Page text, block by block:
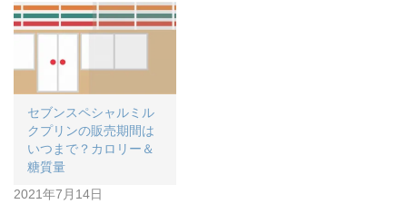
セブンスペシャルミル
クプリンの販売期間は
いつまで？カロリー＆
糖質量
2021年7月14日